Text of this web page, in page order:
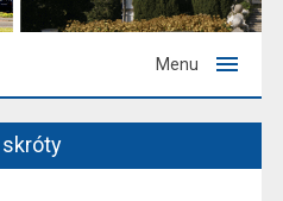
Menu
skróty